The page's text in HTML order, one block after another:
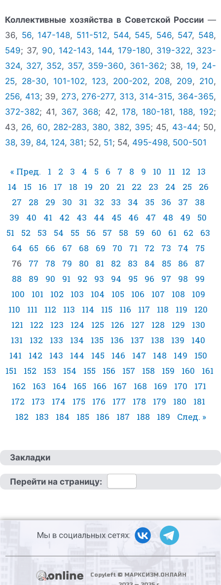
Коллективные хозяйства в Советской России —
36, 56, 147-148, 511-512, 544, 545, 546, 547, 548,
549; 37, 90, 142-143, 144, 179-180, 319-322, 323-
324, 327, 352, 357, 359-360, 361-362; 38, 19, 24-
25, 28-30, 101-102, 123, 200-202, 208, 209, 210,
256, 413; 39, 273, 276-277, 313, 314-315, 364-365,
372-382; 41, 367, 368; 42, 178, 180-181, 188, 192;
43, 26, 60, 282-283, 380, 382, 395; 45, 43-44; 50,
38, 39, 84, 124, 381; 52, 51; 54, 495-498, 500-501
« Пред. 1 2 3 4 5 6 7 8 9 10 11 12
13
14
15 16 17 18 19 20 21 22 23 24 25
26
27
28 29 30 31 32 33 34 35 36 37
38
39
40 41 42 43 44 45 46 47 48 49
50
51
52 53 54 55 56 57 58 59 60 61 62
63
64
65 66 67 68 69 70 71 72 73 74
75
76
77 78 79 80 81 82 83 84 85 86
87
88
89 90 91 92 93 94 95 96 97 98
99
100
101 102 103 104 105 106 107 108
109
110
111 112 113 114 115 116 117 118 119
120
121
122 123 124 125 126 127 128 129
130
131
132 133 134 135 136 137 138 139
140
141
142 143 144 145 146 147 148 149
150
151
152 153 154 155 156 157 158 159 160
161
162
163 164 165 166 167 168 169 170
171
172
173 174 175 176 177 178 179 180
181
182
183 184 185 186 187 188 189 След. »
Закладки
Перейти на страницу:
Мы в социальных сетях:
Copyleft © МАРКСИЗМ.ОНЛАЙН